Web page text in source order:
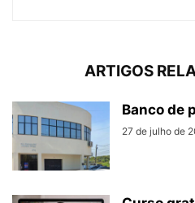
ARTIGOS
Banco de
27 de julho de